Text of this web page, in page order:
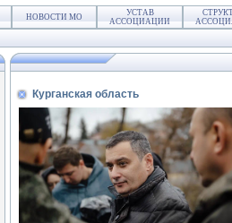
НОВОСТИ МО
УСТАВ
АССОЦИАЦИИ
Курганская область